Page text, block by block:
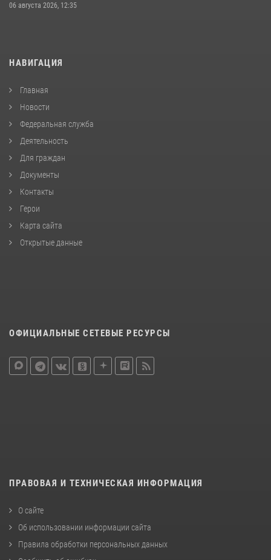
06 августа 2026, 12:35
НАВИГАЦИЯ
Главная
Новости
Федеральная служба
Деятельность
Для граждан
Документы
Контакты
Герои
Карта сайта
Открытые данные
ОФИЦИАЛЬНЫЕ СЕТЕВЫЕ РЕСУРСЫ
ПРАВОВАЯ И ТЕХНИЧЕСКАЯ ИНФОРМАЦИЯ
О сайте
Об использовании информации сайта
Правила обработки персональных данных